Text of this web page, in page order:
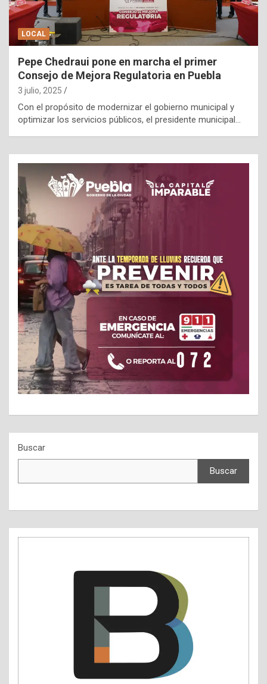
LOCAL
Pepe Chedraui pone en marcha el primer
Consejo de Mejora Regulatoria en Puebla
3 julio, 2025
Con el propósito de modernizar el gobierno municipal y
optimizar los servicios públicos, el presidente municipal…
Buscar
Buscar